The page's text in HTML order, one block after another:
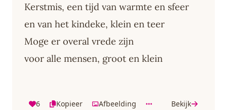
Kerstmis, een tijd van warmte en sfeer
en van het kindeke, klein en teer
Moge er overal vrede zijn
voor alle mensen, groot en klein
6 Kopieer Afbeelding Bekijk